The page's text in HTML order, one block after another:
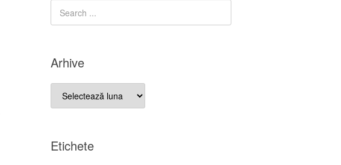
Arhive
Arhive
Etichete